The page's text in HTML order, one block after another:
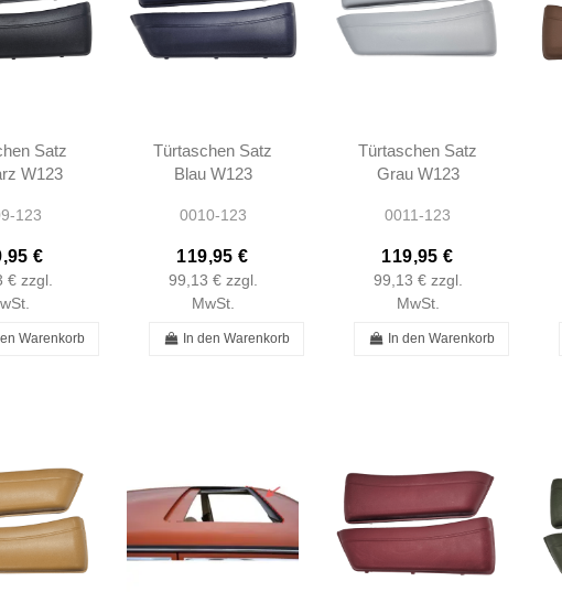
Satz
W123
123
€
€ zzgl.
Warenkorb
Türtaschen Satz
Blau W123
A1237270264
0010-123
119,95 €
99,13 € zzgl.
MwSt.
In den Warenkorb
Türtaschen Satz
Grau W123
A1237270264
0011-123
119,95 €
99,13 € zzgl.
MwSt.
In den Warenkorb